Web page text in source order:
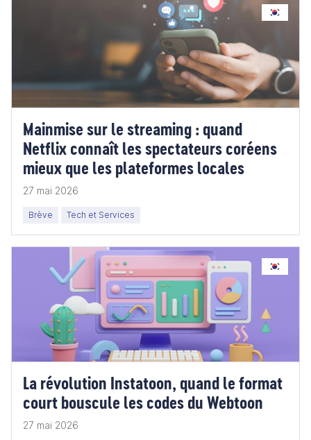
Mainmise sur le streaming : quand
Netflix connaît les spectateurs coréens
mieux que les plateformes locales
27 mai 2026
Brève Tech et Services
La révolution Instatoon, quand le format
court bouscule les codes du Webtoon
27 mai 2026